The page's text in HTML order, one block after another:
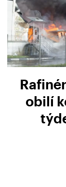
obilí